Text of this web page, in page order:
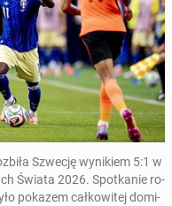
Szwecję wy­ni­kiem 5:1 w
Świata 2026. Spo­tka­nie ro­
pokazem cał­ko­wi­tej do­mi­